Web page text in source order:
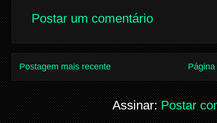
Postar um comentário
Postagem mais recente
Assinar:Postar